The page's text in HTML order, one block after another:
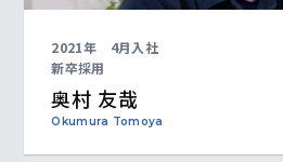
2021年 4月入社
新卒採用
奥村 友哉
Okumura Tomoya